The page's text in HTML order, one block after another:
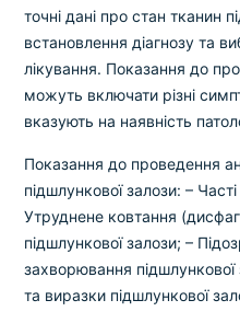
точні дані про стан тканин
встановлення діагнозу та
лікування. Показання до
можуть включати різні
вказують на наявність
Показання до проведення
підшлункової залози: –
Утруднене ковтання
підшлункової залози; –
захворювання підшлункової
та виразки підшлункової